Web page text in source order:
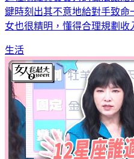
鍵時刻出其不意地給對手致
女也很精明，懂得合理規劃收
生活